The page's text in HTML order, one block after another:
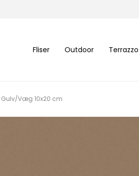
Fliser Outdoor Terrazzo
Væg 10x20 cm